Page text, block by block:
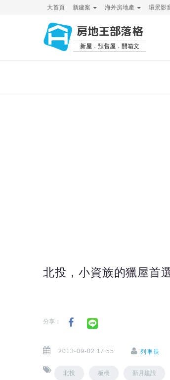
大首頁 新建案 海外房地產 環景影
房地王部落格
新屋．預售屋．開箱文
北投，小資族的獵屋首
分享：
2013-09-02 17:55 列車長
北投 板橋 新月建設